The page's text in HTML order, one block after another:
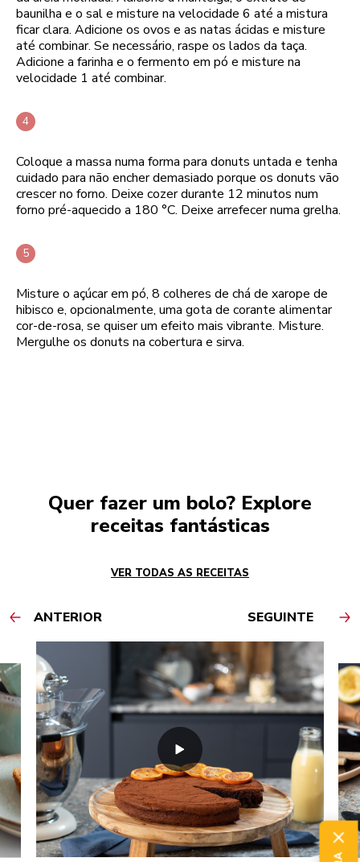
baunilha e o sal e misture na velocidade 6 até a mistura
ficar clara. Adicione os ovos e as natas ácidas e misture
até combinar. Se necessário, raspe os lados da taça.
Adicione a farinha e o fermento em pó e misture na
velocidade 1 até combinar.
Coloque a massa numa forma para donuts untada e tenha
cuidado para não encher demasiado porque os donuts vão
crescer no forno. Deixe cozer durante 12 minutos num
forno pré-aquecido a 180 °C. Deixe arrefecer numa grelha.
Misture o açúcar em pó, 8 colheres de chá de xarope de
hibisco e, opcionalmente, uma gota de corante alimentar
cor-de-rosa, se quiser um efeito mais vibrante. Misture.
Mergulhe os donuts na cobertura e sirva.
Quer fazer um bolo? Explore
receitas fantásticas
VER TODAS AS RECEITAS
ANTERIOR SEGUINTE